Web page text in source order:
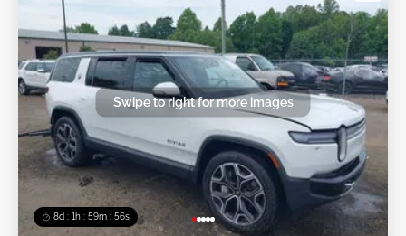
8d : 1h : 59m : 53s
Swipe to right for more images